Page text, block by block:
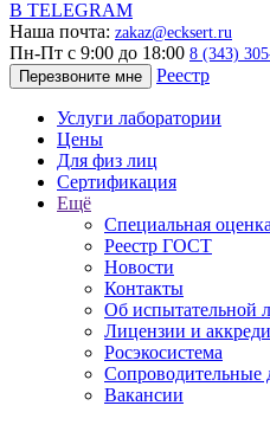
В TELEGRAM
Наша почта: zakaz@ecksert.ru
Пн-Пт с 9:00 до 18:00 8 (343)
Перезвоните мне
Реестр
Услуги лаборатории
Цены
Для физ лиц
Сертификация
Ещё
Специальная
Реестр ГОСТ
Новости
Контакты
Об испытательной
Лицензии и
Росэкосистема
Сопроводительные
Вакансии